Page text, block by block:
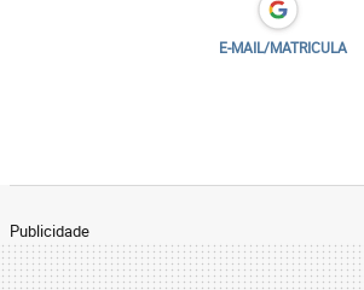
E-MAIL/MATRICULA
Publicidade